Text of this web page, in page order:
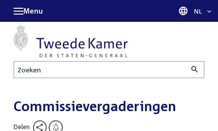
Zoeken
Menu Taal
NL
Commissievergaderingen
Delen